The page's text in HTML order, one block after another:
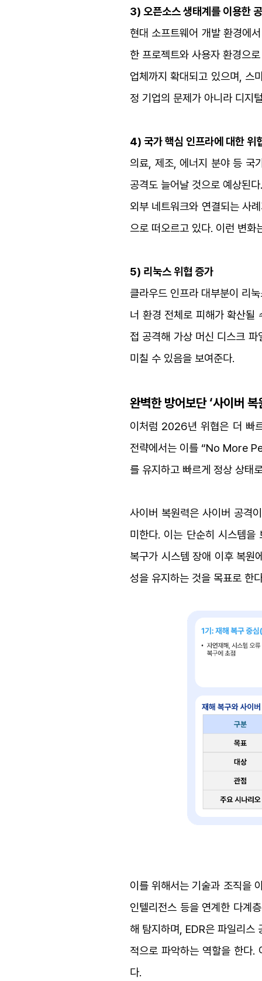
3) 오픈소스 생태계를 이용한
현대 소프트웨어 개발 환경에
한 프로젝트와 사용자 환경으
업체까지 확대되고 있으며, 스
정 기업의 문제가 아니라 디지
4) 국가 핵심 인프라에 대한 위
의료, 제조, 에너지 분야 등 국
공격도 늘어날 것으로 예상된
외부 네트워크와 연결되는 사
으로 떠오르고 있다. 이런 변화
5) 리눅스 위협 증가
클라우드 인프라 대부분이 리
너 환경 전체로 피해가 확산될
접 공격해 가상 머신 디스크
미칠 수 있음을 보여준다.
완벽한 방어보단 ‘사이버
이처럼 2026년 위협은 더 빠
전략에서는 이를 “No More
를 유지하고 빠르게 정상 상태
사이버 복원력은 사이버 공격
미한다. 이는 단순히 시스템을
복구가 시스템 장애 이후 복원
성을 유지하는 것을 목표로 한
이를 위해서는 기술과 조직을
인텔리전스 등을 연계한 다계
해 탐지하며, EDR은 파일리스
적으로 파악하는 역할을 한다.
다.